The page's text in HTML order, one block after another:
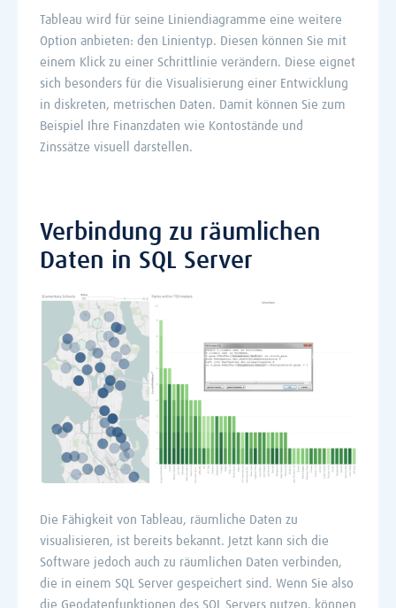
Tableau wird für seine Liniendiagramme eine weitere
Option anbieten: den Linientyp. Diesen können Sie mit
einem Klick zu einer Schrittlinie verändern. Diese eignet
sich besonders für die Visualisierung einer Entwicklung
in diskreten, metrischen Daten. Damit können Sie zum
Beispiel Ihre Finanzdaten wie Kontostände und
Zinssätze visuell darstellen.
Verbindung zu räumlichen
Daten in SQL Server
Die Fähigkeit von Tableau, räumliche Daten zu
visualisieren, ist bereits bekannt. Jetzt kann sich die
Software jedoch auch zu räumlichen Daten verbinden,
die in einem SQL Server gespeichert sind. Wenn Sie also
die Geodatenfunktionen des SQL Servers nutzen, können